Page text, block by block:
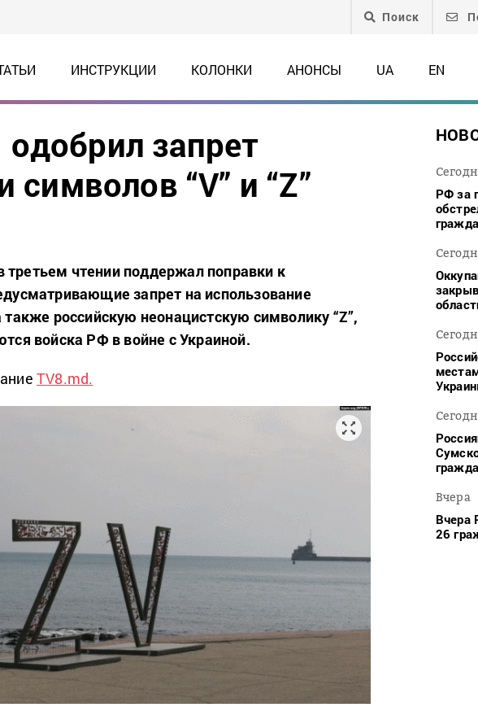
Поиск
ИНСТРУКЦИИ КОЛОНКИ АНОНСЫ UA EN
запрет
символов “V” и “Z”
чтении поддержал поправки к
запрет на использование
также российскую неонацистскую символику “Z”,
войска РФ в войне с Украиной.
TV8.md.
РФ за
Вчера
Вчера
26